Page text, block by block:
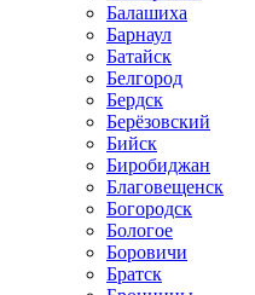
Балашиха
Барнаул
Батайск
Белгород
Бердск
Берёзовский
Бийск
Биробиджан
Благовещенск
Богородск
Бологое
Боровичи
Братск